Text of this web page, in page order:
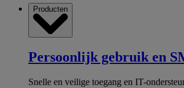
Producten
Persoonlijk gebruik en
Snelle en veilige toegang en IT-